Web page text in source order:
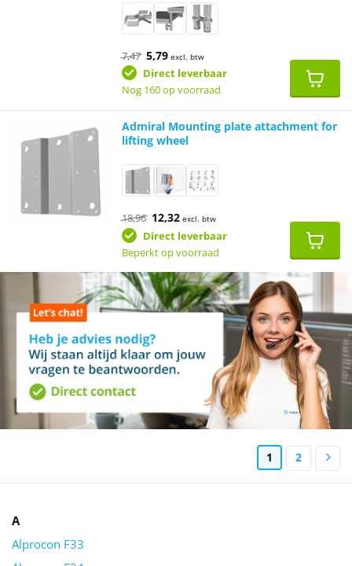
7,47 Oorspronkelijke
prijs
was:
5,79Huidige
prijs
is:
excl. btw
Direct leverbaar
Nog 160 op voorraad
Admiral Mounting plate attachment for
lifting wheel
18,96 Oorspronkelijke
prijs
was:
12,32Huidige
prijs
is:
excl. btw
Direct leverbaar
Beperkt op voorraad
1 2
A
Alprocon F33